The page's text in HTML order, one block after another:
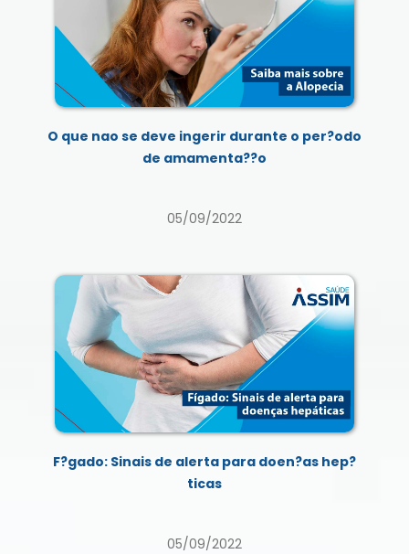
O que nao se deve ingerir durante o per?odo
de amamenta??o
05/09/2022
F?gado: Sinais de alerta para doen?as hep?
ticas
05/09/2022